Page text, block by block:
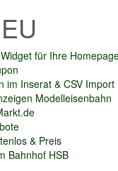
für Ihre
im Inserat & CSV Import
Modelleisenbahn
& Preis
Bahnhof HSB